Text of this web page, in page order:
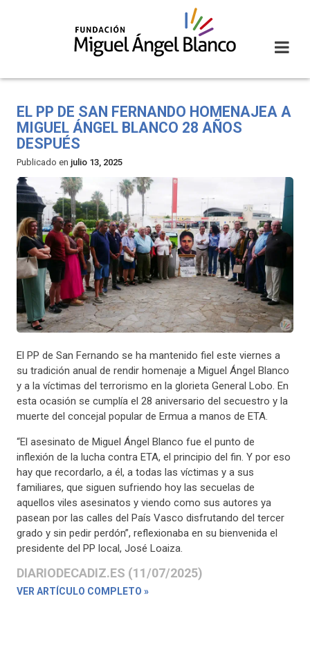
EL PP DE SAN FERNANDO HOMENAJEA A
MIGUEL ÁNGEL BLANCO 28 AÑOS
DESPUÉS
Publicado en julio 13, 2025
El PP de San Fernando se ha mantenido fiel este viernes a
su tradición anual de rendir homenaje a Miguel Ángel Blanco
y a la víctimas del terrorismo en la glorieta General Lobo. En
esta ocasión se cumplía el 28 aniversario del secuestro y la
muerte del concejal popular de Ermua a manos de ETA.
“El asesinato de Miguel Ángel Blanco fue el punto de
inflexión de la lucha contra ETA, el principio del fin. Y por eso
hay que recordarlo, a él, a todas las víctimas y a sus
familiares, que siguen sufriendo hoy las secuelas de
aquellos viles asesinatos y viendo como sus autores ya
pasean por las calles del País Vasco disfrutando del tercer
grado y sin pedir perdón”, reflexionaba en su bienvenida el
presidente del PP local, José Loaiza.
DIARIODECADIZ.ES (11/07/2025)
VER ARTÍCULO COMPLETO »